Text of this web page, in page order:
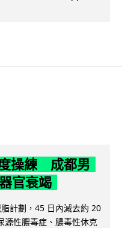
操練 成都男
官衰竭
計劃，45 日內減去約 20
源性膿毒症、膿毒性休克